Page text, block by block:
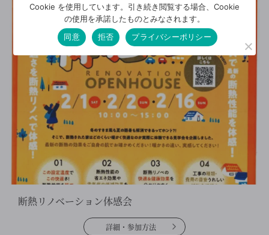
断熱リノベーション体感会
詳細・参加方法
Cookie を使用しています。引き続き閲覧する場合、Cookie
の使用を承諾したものとみなされます。
同意
拒否 プライバシーポリシー